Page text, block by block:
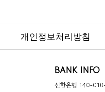
개인정보처리방침
BANK INFO
신한은행 140-